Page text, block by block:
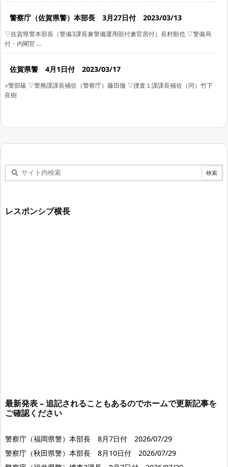
警察庁（佐賀県警）本部長 3月27日付 2023/03/13
▽佐賀県警本部長（警備3課長兼警備運用部付兼官房付）長村順也 ▽警備局
付・内閣官 ...
佐賀県警 4月1日付 2023/03/17
○警部級 ▽警務課課長補佐（警察庁）藤田徹 ▽捜査１課課長補佐（同）竹下
良樹
レスポンシブ横長
最新発表 – 追記されることもあるのでホームで更新記事を
ご確認ください
警察庁（福岡県警）本部長 8月7日付 2026/07/29
警察庁（秋田県警）本部長 8月10日付 2026/07/29